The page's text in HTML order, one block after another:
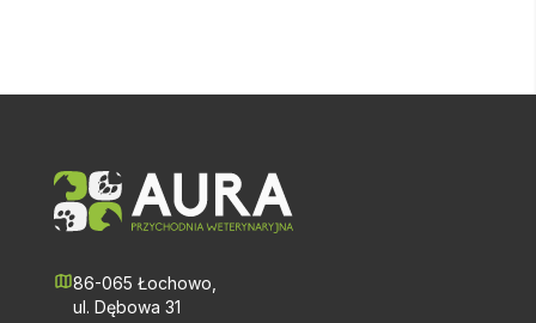
86-065 Łochowo,
ul. Dębowa 31